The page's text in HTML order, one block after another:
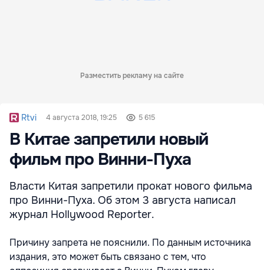
Разместить рекламу на сайте
Rtvi 4 августа 2018, 19:25 5 615
В Китае запретили новый
фильм про Винни-Пуха
Власти Китая запретили прокат нового фильма
про Винни-Пуха. Об этом 3 августа написал
журнал Hollywood Reporter.
Причину запрета не пояснили. По данным источника
издания, это может быть связано с тем, что